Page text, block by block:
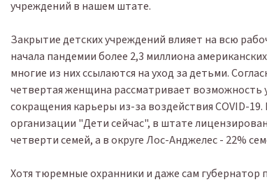
учреждений в нашем штате.
Закрытие детских учреждений влияет на всю
начала пандемии более 2,3 миллиона
многие из них ссылаются на уход за детьми.
четвертая женщина рассматривает возможность
сокращения карьеры из-за воздействия COVID-
организации "Дети сейчас", в штате
четверти семей, а в округе Лос-Анджелес - 22%
Хотя тюремные охранники и даже сам губернатор